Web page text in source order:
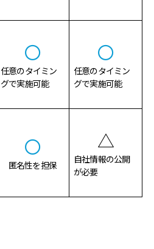
〇
任意のタイミン
グで実施可能
〇
任意のタイミン
グで実施可能
〇
匿名性を担保
△
自社情報の公開
が必要